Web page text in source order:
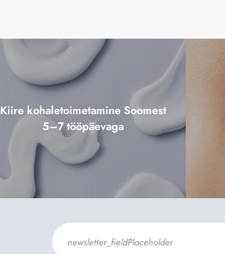
Kiire kohaletoimetamine Soomest
5–7 tööpäevaga